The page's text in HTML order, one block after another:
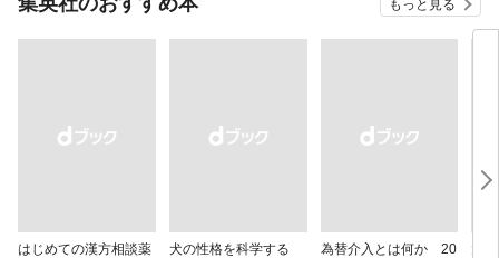
もっと見る
はじめての漢方相談薬
犬の性格を科学する
為替介入とは何か 20